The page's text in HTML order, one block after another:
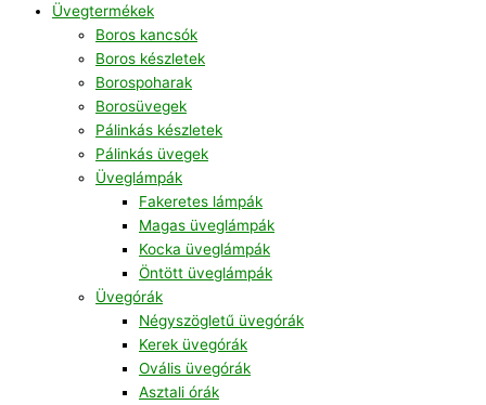
Üvegtermékek
Boros kancsók
Boros készletek
Borospoharak
Borosüvegek
Pálinkás készletek
Pálinkás üvegek
Üveglámpák
Fakeretes lámpák
Magas üveglámpák
Kocka üveglámpák
Öntött üveglámpák
Üvegórák
Négyszögletű üvegórák
Kerek üvegórák
Ovális üvegórák
Asztali órák